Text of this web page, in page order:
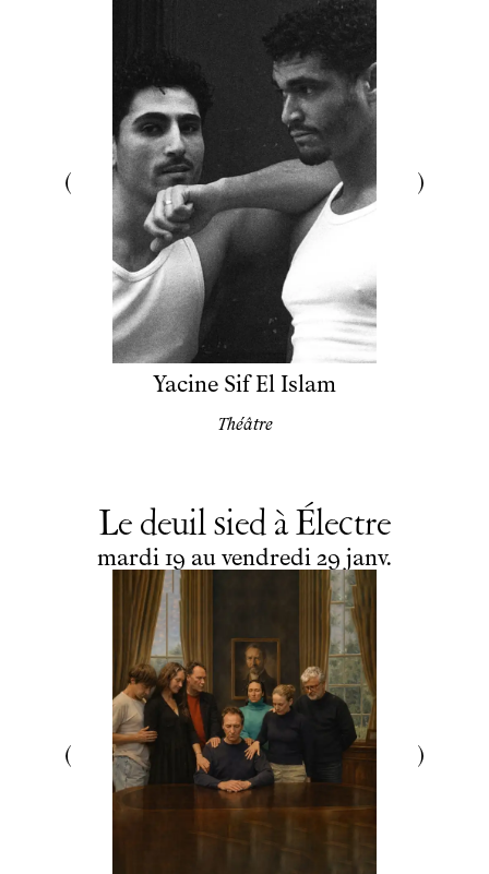
Yacine Sif El Islam
Théâtre
Le deuil sied à Électre
du
mardi
mardi 19 au au
vendredi
vendredi 29 janvier
janv.